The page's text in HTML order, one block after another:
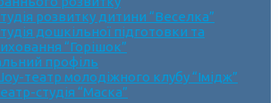
розвитку дитини “Веселка”
дошкільної підготовки та
“Горішок”
профіль
театр молодіжного клубу “Імідж”
студія “Маска”